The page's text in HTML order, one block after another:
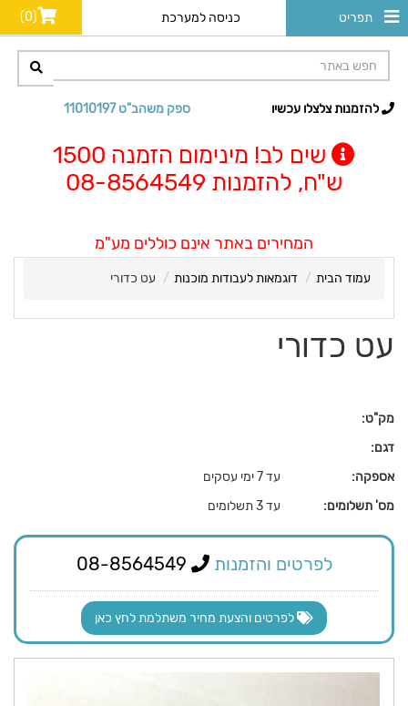
תפריט כניסה למערכת (0)
ספק משהב"ט 11010197 להזמנות צלצלו עכשיו
שים לב! מינימום הזמנה 1500
ש"ח, להזמנות 08-8564549
המחירים באתר אינם כוללים מע"מ
עמוד הבית דוגמאות לעבודות מוכנות עט כדורי
עט כדורי
מק"ט:
דגם:
אספקה:
עד 7 ימי עסקים
מס' תשלומים:
עד 3 תשלומים
לפרטים והזמנות
לפרטים והצעת מחיר משתלמת לחץ כאן